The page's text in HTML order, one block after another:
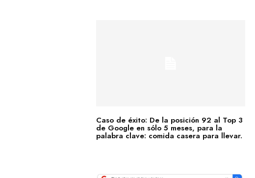
Caso de éxito: De la posición 92 al Top 3
de Google en sólo 5 meses, para la
palabra clave: comida casera para llevar.